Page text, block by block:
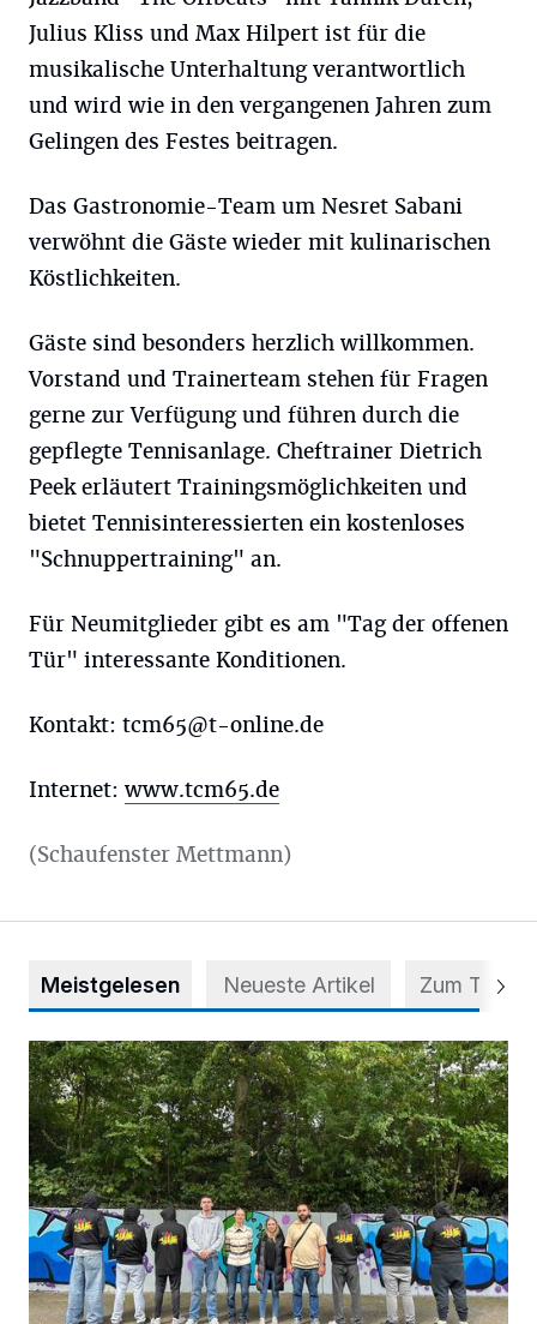
Julius Kliss und Max Hilpert ist für die
musikalische Unterhaltung verantwortlich
und wird wie in den vergangenen Jahren zum
Gelingen des Festes beitragen.
Das Gastronomie-Team um Nesret Sabani
verwöhnt die Gäste wieder mit kulinarischen
Köstlichkeiten.
Gäste sind besonders herzlich willkommen.
Vorstand und Trainerteam stehen für Fragen
gerne zur Verfügung und führen durch die
gepflegte Tennisanlage. Cheftrainer Dietrich
Peek erläutert Trainingsmöglichkeiten und
bietet Tennisinteressierten ein kostenloses
"Schnuppertraining" an.
Für Neumitglieder gibt es am "Tag der offenen
Tür" interessante Konditionen.
Kontakt: tcm65@t-online.de
Internet:www.tcm65.de
(Schaufenster Mettmann)
Meistgelesen Neueste Artikel Zum Thema
Aus Grau wird Haltung